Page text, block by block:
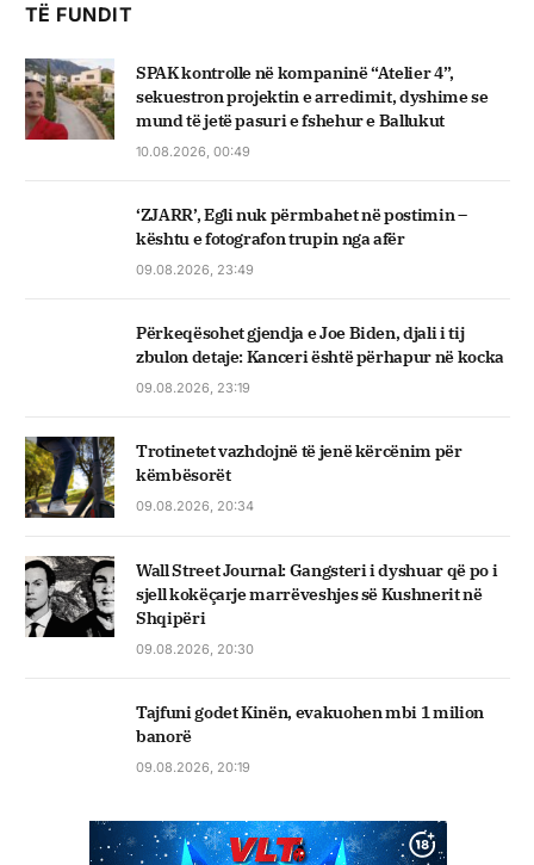
TË FUNDIT
SPAK kontrolle në kompaninë “Atelier 4”,
sekuestron projektin e arredimit, dyshime se
mund të jetë pasuri e fshehur e Ballukut
10.08.2026, 00:49
‘ZJARR’, Egli nuk përmbahet në postimin –
kështu e fotografon trupin nga afër
09.08.2026, 23:49
Përkeqësohet gjendja e Joe Biden, djali i tij
zbulon detaje: Kanceri është përhapur në kocka
09.08.2026, 23:19
Trotinetet vazhdojnë të jenë kërcënim për
këmbësorët
09.08.2026, 20:34
Wall Street Journal: Gangsteri i dyshuar që po i
sjell kokëçarje marrëveshjes së Kushnerit në
Shqipëri
09.08.2026, 20:30
Tajfuni godet Kinën, evakuohen mbi 1 milion
banorë
09.08.2026, 20:19